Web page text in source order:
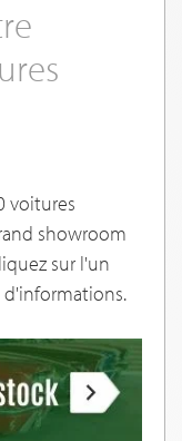
voitures
showroom
sur l'un